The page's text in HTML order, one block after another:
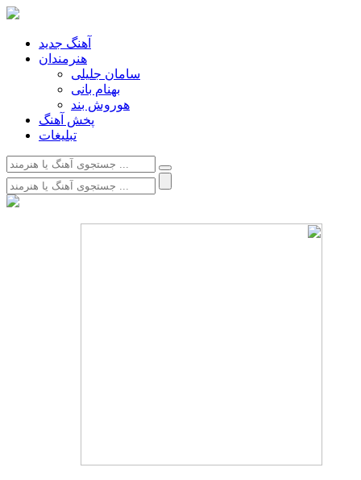
آهنگ جدید
هنرمندان
سامان جلیلی
بهنام بانی
هوروش بند
پخش آهنگ
تبلیغات